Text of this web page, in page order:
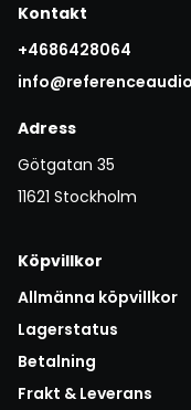
Kontakt
+4686428064
Adress
Götgatan 35
11621 Stockholm
Köpvillkor
Allmänna köpvillkor
Lagerstatus
Betalning
Frakt & Leverans